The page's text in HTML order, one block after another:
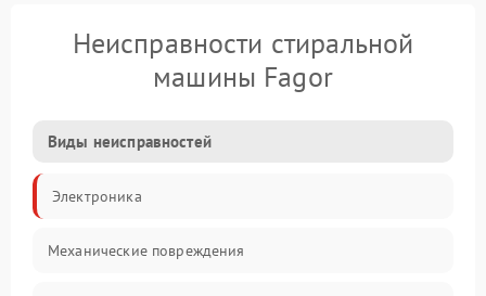
Неисправности стиральной
машины Fagor
Виды неисправностей
Электроника
Механические повреждения